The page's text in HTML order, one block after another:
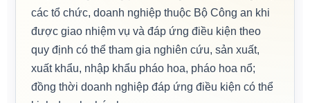
các tổ chức, doanh nghiệp thuộc Bộ Công an khi
được giao nhiệm vụ và đáp ứng điều kiện theo
quy định có thể tham gia nghiên cứu, sản xuất,
xuất khẩu, nhập khẩu pháo hoa, pháo hoa nổ;
đồng thời doanh nghiệp đáp ứng điều kiện có thể